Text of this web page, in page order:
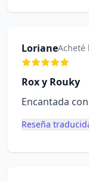
LorianeAcheté
Rox y Rouky
Encantada
Reseña